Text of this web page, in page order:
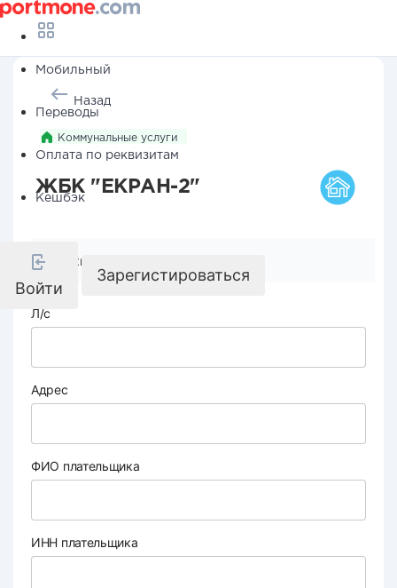
Мобильный
Переводы
Оплата по реквизитам
Кешбэк
Войти
Зарегистироваться
Назад
Коммунальные услуги
ЖБК "ЕКРАН-2"
Реквизиты компании
Л/с
Адрес
ФИО плательщика
ИНН плательщика